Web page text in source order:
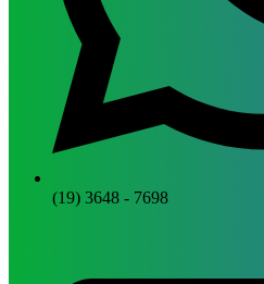
(19) 3648 - 7698